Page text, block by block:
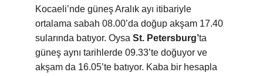
Kocaeli’nde güneş Aralık ayı itibariyle
ortalama sabah 08.00’da doğup akşam 17.40
sularında batıyor. Oysa St. Petersburg’ta
güneş aynı tarihlerde 09.33’te doğuyor ve
akşam da 16.05’te batıyor. Kaba bir hesapla